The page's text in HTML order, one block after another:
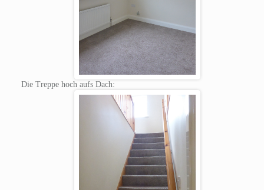
Die Treppe hoch aufs Dach: